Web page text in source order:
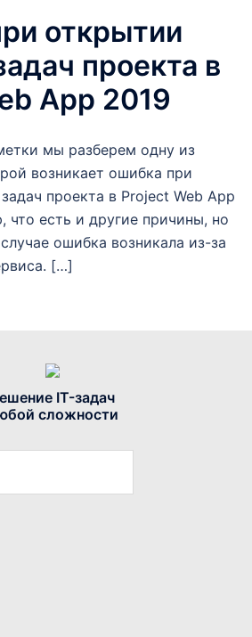
открытии
проекта в
App 2019
мы разберем одну из
возникает ошибка при
проекта в Project Web App
что есть и другие причины, но
ошибка возникала из-за
[…]
IT-задач
сложности